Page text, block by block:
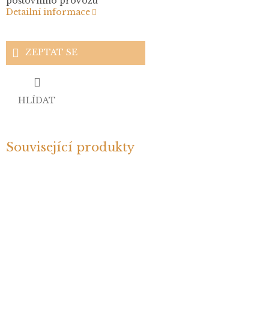
Detailní informace
ZEPTAT SE
HLÍDAT
Související produkty